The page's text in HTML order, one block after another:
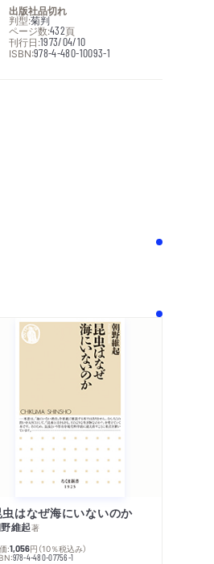
出版社品切れ
判型:菊判
ページ数:432頁
刊行日:1973/04/10
ISBN:978-4-480-10093-1
虫はなぜ海にいないのか
維起著
:1,056円 （10％税込み）
978-4-480-07756-1